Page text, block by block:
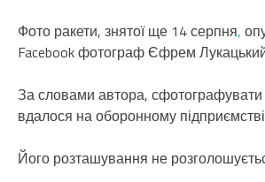
Фото ракети, знятої ще 14 серпня,
Facebook фотограф Єфрем
За словами автора,
вдалося на оборонному
Його розташування не